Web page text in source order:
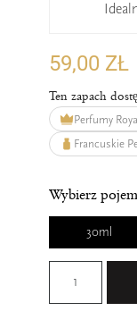
59,00 ZŁ
Ten zapach
Perfumy
Francuskie
Wybierz
30ml